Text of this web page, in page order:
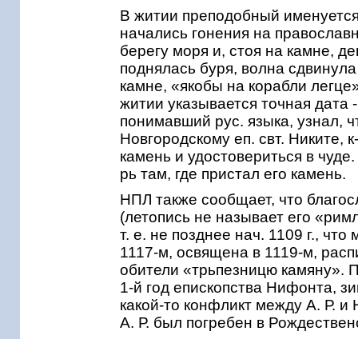
В житии преподобный
начались гонения на
берегу моря и, стоя на камне,
поднялась буря, волна
камне, «якобы на корабли
житии указывается точная дата
понимавший рус. языка, узнал,
Новгородскому еп. свт. Никите,
камень и удостовериться в
рь там, где пристал его камень.
НПЛ также сообщает, что
(летопись не называет его
т. е. не позднее нач. 1109 г.,
1117-м, освящена в 1119-м,
обители «трьпезницю камяну».
1-й год епископства Нифонта,
какой-то конфликт между А. Р.
А. Р. был погребен в